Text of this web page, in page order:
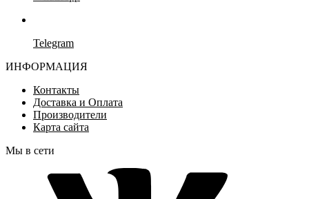
Telegram
ИНФОРМАЦИЯ
Контакты
Доставка и Оплата
Производители
Карта сайта
Мы в сети